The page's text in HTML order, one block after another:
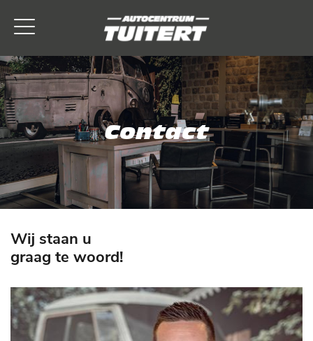
Contact
Wij staan u
graag te woord!